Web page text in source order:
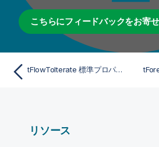
こちらにフィードバックをお寄
tFlowToIterate 標準プロパティ
リソース